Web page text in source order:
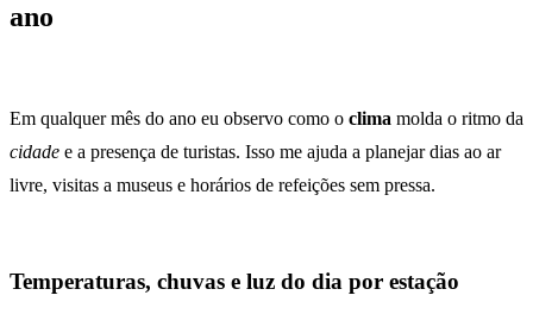
ano
Em qualquer mês do ano eu observo como o clima molda o ritmo da
cidade e a presença de turistas. Isso me ajuda a planejar dias ao ar
livre, visitas a museus e horários de refeições sem pressa.
Temperaturas, chuvas e luz do dia por estação